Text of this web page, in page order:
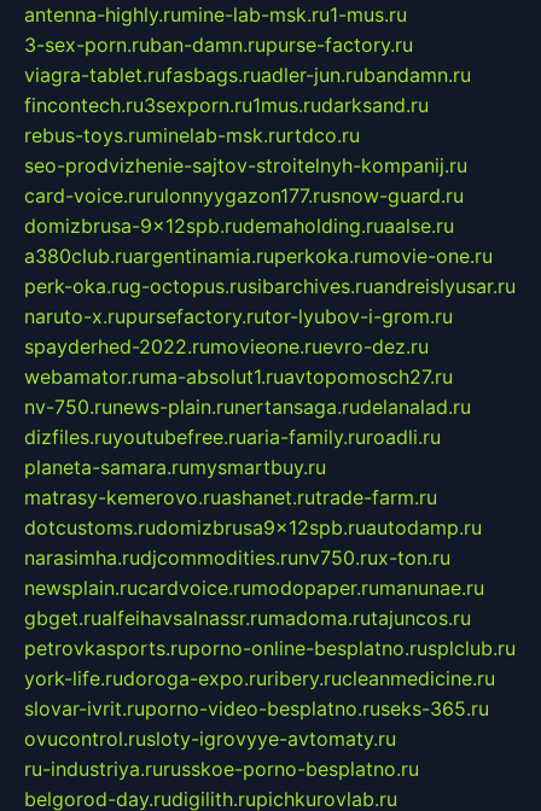
antenna-highly.rumine-lab-msk.ru1-mus.ru
3-sex-porn.ruban-damn.rupurse-factory.ru
viagra-tablet.rufasbags.ruadler-jun.rubandamn.ru
fincontech.ru3sexporn.ru1mus.rudarksand.ru
rebus-toys.ruminelab-msk.rurtdco.ru
seo-prodvizhenie-sajtov-stroitelnyh-kompanij.ru
card-voice.rurulonnyygazon177.rusnow-guard.ru
domizbrusa-9x12spb.rudemaholding.ruaalse.ru
a380club.ruargentinamia.ruperkoka.rumovie-one.ru
perk-oka.rug-octopus.rusibarchives.ruandreislyusar.ru
naruto-x.rupursefactory.rutor-lyubov-i-grom.ru
spayderhed-2022.rumovieone.ruevro-dez.ru
webamator.ruma-absolut1.ruavtopomosch27.ru
nv-750.runews-plain.runertansaga.rudelanalad.ru
dizfiles.ruyoutubefree.ruaria-family.ruroadli.ru
planeta-samara.rumysmartbuy.ru
matrasy-kemerovo.ruashanet.rutrade-farm.ru
dotcustoms.rudomizbrusa9x12spb.ruautodamp.ru
narasimha.rudjcommodities.runv750.rux-ton.ru
newsplain.rucardvoice.rumodopaper.rumanunae.ru
gbget.rualfeihavsalnassr.rumadoma.rutajuncos.ru
petrovkasports.ruporno-online-besplatno.rusplclub.ru
york-life.rudoroga-expo.ruribery.rucleanmedicine.ru
slovar-ivrit.ruporno-video-besplatno.ruseks-365.ru
ovucontrol.rusloty-igrovyye-avtomaty.ru
ru-industriya.rurusskoe-porno-besplatno.ru
belgorod-day.rudigilith.rupichkurovlab.ru